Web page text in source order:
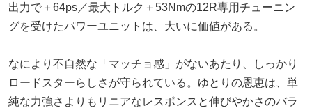
出力で＋64ps／最大トルク＋53Nmの12R専用チューニン
グを受けたパワーユニットは、大いに価値がある。
なにより不自然な「マッチョ感」がないあたり、しっかり
ロードスターらしさが守られている。ゆとりの恩恵は、単
純な力強さよりもリニアなレスポンスと伸びやかさのバラ